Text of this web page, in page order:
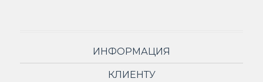
ИНФОРМАЦИЯ
КЛИЕНТУ